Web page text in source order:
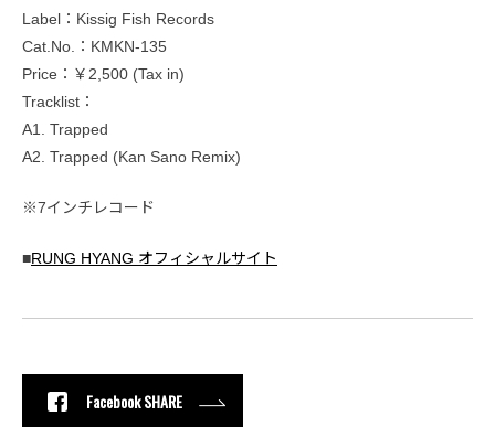
Label：Kissig Fish Records
Cat.No.：KMKN-135
Price：￥2,500 (Tax in)
Tracklist：
A1. Trapped
A2. Trapped (Kan Sano Remix)
※7インチレコード
■RUNG HYANG オフィシャルサイト
Facebook SHARE